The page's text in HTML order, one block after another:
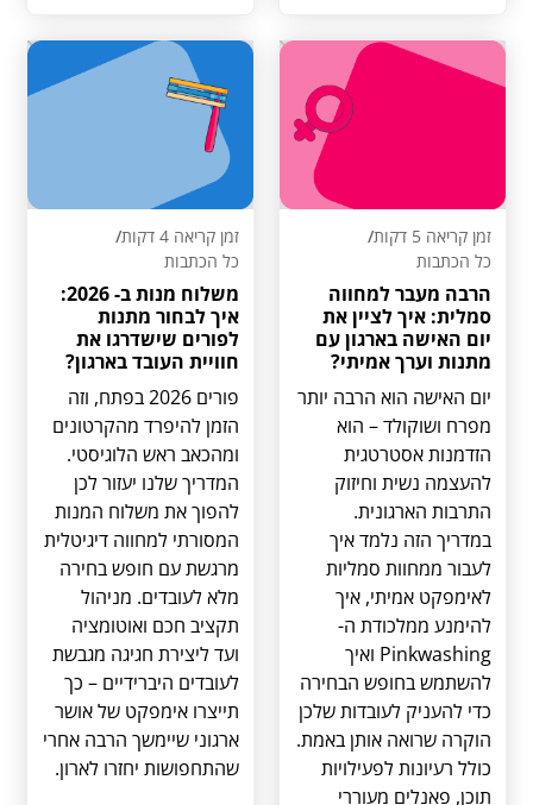
זמן קריאה 5 דקות
/
כל הכתבות
הרבה מעבר למחווה
סמלית: איך לציין את
יום האישה בארגון עם
מתנות וערך אמיתי?
יום האישה הוא הרבה יותר
מפרח ושוקולד – הוא
הזדמנות אסטרטגית
להעצמה נשית וחיזוק
התרבות הארגונית.
במדריך הזה נלמד איך
לעבור ממחוות סמליות
לאימפקט אמיתי, איך
להימנע ממלכודת ה-
Pinkwashing ואיך
להשתמש בחופש הבחירה
כדי להעניק לעובדות שלכן
הוקרה שרואה אותן באמת.
כולל רעיונות לפעילויות
תוכן, פאנלים מעוררי
זמן קריאה 4 דקות
/
כל הכתבות
משלוח מנות ב- 2026:
איך לבחור מתנות
לפורים שישדרגו את
חוויית העובד בארגון?
פורים 2026 בפתח, וזה
הזמן להיפרד מהקרטונים
ומהכאב ראש הלוגיסטי.
המדריך שלנו יעזור לכן
להפוך את משלוח המנות
המסורתי למחווה דיגיטלית
מרגשת עם חופש בחירה
מלא לעובדים. מניהול
תקציב חכם ואוטומציה
ועד ליצירת חגיגה מגבשת
לעובדים היברידיים – כך
תייצרו אימפקט של אושר
ארגוני שיימשך הרבה אחרי
שהתחפושות יחזרו לארון.